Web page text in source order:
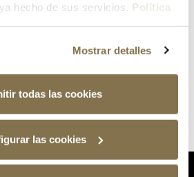
hecho de sus servicios. Política
Mostrar detalles
todas las cookies
las cookies